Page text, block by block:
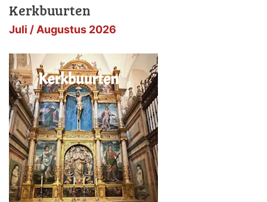
Kerkbuurten
Juli / Augustus 2026